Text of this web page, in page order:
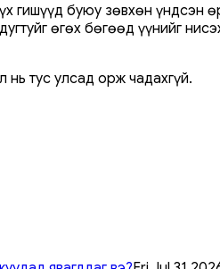
гишүүд буюу зөвхөн үндсэн
өгөх бөгөөд үүнийг
нь тус улсад орж чадахгүй.